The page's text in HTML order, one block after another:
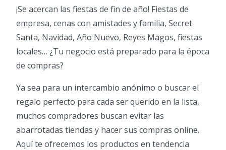
¡Se acercan las fiestas de fin de año! Fiestas de
empresa, cenas con amistades y familia, Secret
Santa, Navidad, Año Nuevo, Reyes Magos, fiestas
locales… ¿Tu negocio está preparado para la época
de compras?
Ya sea para un intercambio anónimo o buscar el
regalo perfecto para cada ser querido en la lista,
muchos compradores buscan evitar las
abarrotadas tiendas y hacer sus compras online.
Aquí te ofrecemos los productos en tendencia